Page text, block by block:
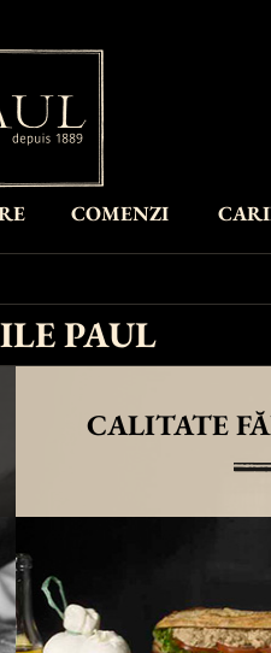
COMENZI
PAUL
CALITATE